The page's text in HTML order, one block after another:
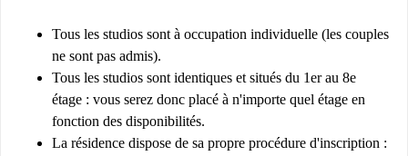
Tous les studios sont à occupation individuelle (les couples
ne sont pas admis).
Tous les studios sont identiques et situés du 1er au 8e
étage : vous serez donc placé à n'importe quel étage en
fonction des disponibilités.
La résidence dispose de sa propre procédure d'inscription :